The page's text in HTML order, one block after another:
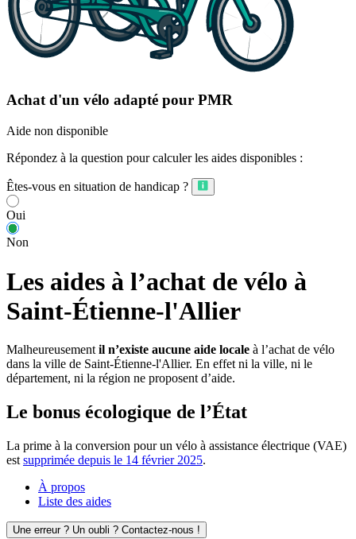
Achat d'un vélo adapté pour PMR
Aide non disponible
Répondez à la question pour calculer les aides disponibles :
Êtes-vous en situation de handicap ?
Oui
Non
Les aides à l’achat de vélo à
Saint-Étienne-l'Allier
Malheureusement il n’existe aucune aide locale à l’achat de vélo
dans la ville de Saint-Étienne-l'Allier. En effet ni la ville, ni le
département, ni la région ne proposent d’aide.
Le bonus écologique de l’État
La prime à la conversion pour un vélo à assistance électrique (VAE)
est supprimée depuis le 14 février 2025.
À propos
Liste des aides
Une erreur ? Un oubli ? Contactez-nous !